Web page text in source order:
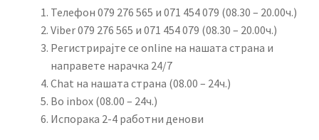
Телефон 079 276 565 и 071 454 079 (08.30 – 20.00ч.)
Viber 079 276 565 и 071 454 079 (08.30 – 20.00ч.)
Регистрирајте се online на нашата страна и
направете нарачка 24/7
Chat на нашата страна (08.00 – 24ч.)
Во inbox (08.00 – 24ч.)
Испорака 2-4 работни денови